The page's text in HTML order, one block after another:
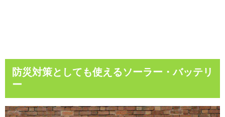
防災対策としても使えるソーラー・バッテリ
ー